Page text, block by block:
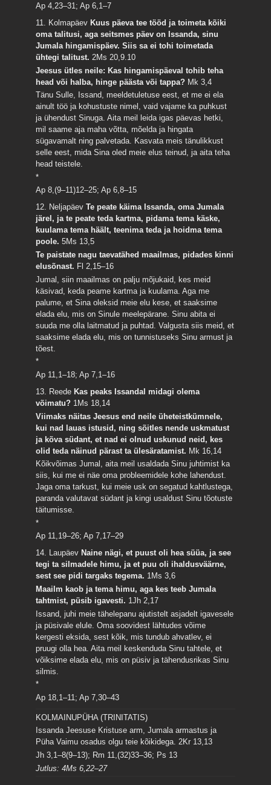
Ap 4,23–31; Ap 6,1–7
11. Kolmapäev Kuus päeva tee tööd ja toimeta kõiki
oma talitusi, aga seitsmes päev on Issanda, sinu
Jumala hingamispäev. Siis sa ei tohi toimetada
ühtegi talitust. 2Ms 20,9.10
Jeesus ütles neile: Kas hingamispäeval tohib teha
head või halba, hinge päästa või tappa? Mk 3,4
Tänu Sulle, Issand, meeldetuletuse eest, et me ei ela
ainult töö ja kohustuste nimel, vaid vajame ka puhkust
ja ühendust Sinuga. Aita meil leida igas päevas hetki,
mil saame aja maha võtta, mõelda ja hingata
sügavamalt ning palvetada. Kasvata meis tänulikkust
selle eest, mida Sina oled meie elus teinud, ja aita teha
head teistele.
*
Ap 8,(9–11)12–25; Ap 6,8–15
12. NeljapäevTe peate käima Issanda, oma Jumala
järel, ja te peate teda kartma, pidama tema käske,
kuulama tema häält, teenima teda ja hoidma tema
poole.5Ms 13,5
Te paistate nagu taevatähed maailmas, pidades kinni
elusõnast. Fl 2,15–16
Jumal, siin maailmas on palju mõjukaid, kes meid
käsivad, keda peame kartma ja kuulama. Aga me
palume, et Sina oleksid meie elu kese, et saaksime
elada elu, mis on Sinule meelepärane. Sinu abita ei
suuda me olla laitmatud ja puhtad. Valgusta siis meid, et
saaksime elada elu, mis on tunnistuseks Sinu armust ja
tõest.
*
Ap 11,1–18; Ap 7,1–16
13. Reede Kas peaks Issandal midagi olema
võimatu? 1Ms 18,14
Viimaks näitas Jeesus end neile üheteistkümnele,
kui nad lauas istusid, ning sõitles nende uskmatust
ja kõva südant, et nad ei olnud uskunud neid, kes
olid teda näinud pärast ta ülesäratamist. Mk 16,14
Kõikvõimas Jumal, aita meil usaldada Sinu juhtimist ka
siis, kui me ei näe oma probleemidele kohe lahendust.
Jaga oma tarkust, kui meie usk on segatud kahtlustega,
paranda valutavat südant ja kingi usaldust Sinu tõotuste
täitumisse.
*
Ap 11,19–26; Ap 7,17–29
14. Laupäev Naine nägi, et puust oli hea süüa, ja see
tegi ta silmadele himu, ja et puu oli ihaldusväärne,
sest see pidi targaks tegema. 1Ms 3,6
Maailm kaob ja tema himu, aga kes teeb Jumala
tahtmist, püsib igavesti. 1Jh 2,17
Issand, juhi meie tähelepanu ajutistelt asjadelt igavesele
ja püsivale elule. Oma soovidest lähtudes võime
kergesti eksida, sest kõik, mis tundub ahvatlev, ei
pruugi olla hea. Aita meil keskenduda Sinu tahtele, et
võiksime elada elu, mis on püsiv ja tähendusrikas Sinu
silmis.
*
Ap 18,1–11; Ap 7,30–43
KOLMAINUPÜHA (TRINITATIS)
Issanda Jeesuse Kristuse arm, Jumala armastus ja
Püha Vaimu osadus olgu teie kõikidega.2Kr 13,13
Jh 3,1–8(9–13); Rm 11,(32)33–36; Ps 13
Jutlus: 4Ms 6,22–27